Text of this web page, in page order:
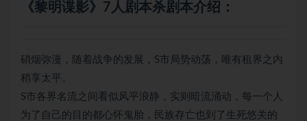
《黎明谍影》7人剧本杀剧本介绍：
硝烟弥漫，随着战争的发展，S市局势动荡，唯有租界之内
稍享太平。
S市各界名流之间看似风平浪静，实则暗流涌动，每一个人
为了自己的目的都心怀鬼胎，民族存亡也到了生死悠关的